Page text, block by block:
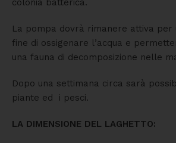
colonia batterica.
La pompa dovrà rimanere attiva per
fine di ossigenare l’acqua e
una fauna di decomposizione nelle
Dopo una settimana circa sarà
piante ed i pesci.
LA DIMENSIONE DEL LAGHETTO: